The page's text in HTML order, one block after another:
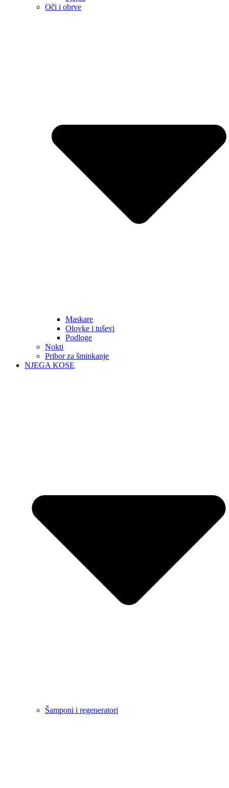
Oči i obrve
Maskare
Olovke i tuševi
Podloge
Nokti
Pribor za šminkanje
NJEGA KOSE
Šamponi i regeneratori